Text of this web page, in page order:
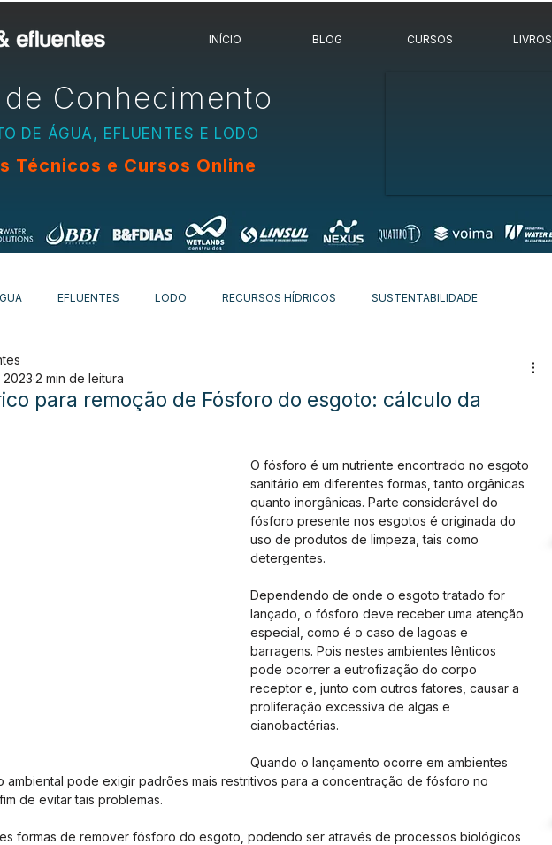
INÍCIO BLOG CURSOS LIVROS
Conhecimento
DE ÁGUA, EFLUENTES E LODO
Técnicos e Cursos Online
EFLUENTES LODO RECURSOS HÍDRICOS SUSTENTABILIDADE
para remoção de Fósforo do esgoto: cálculo da
2 min de leitura
O fósforo é um nutriente encontrado no esgoto
sanitário em diferentes formas, tanto orgânicas
quanto inorgânicas. Parte considerável do
fósforo presente nos esgotos é originada do
uso de produtos de limpeza, tais como
detergentes.
Dependendo de onde o esgoto tratado for
lançado, o fósforo deve receber uma atenção
especial, como é o caso de lagoas e
barragens. Pois nestes ambientes lênticos
pode ocorrer a eutrofização do corpo
receptor e, junto com outros fatores, causar a
proliferação excessiva de algas e
cianobactérias.
Quando o lançamento ocorre em ambientes
ambiental pode exigir padrões mais restritivos para a concentração de fósforo no
de evitar tais problemas.
formas de remover fósforo do esgoto, podendo ser através de processos biológicos